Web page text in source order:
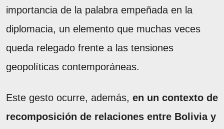
importancia de la palabra empeñada en la
diplomacia, un elemento que muchas veces
queda relegado frente a las tensiones
geopolíticas contemporáneas.
Este gesto ocurre, además, en un contexto de
recomposición de relaciones entre Bolivia y